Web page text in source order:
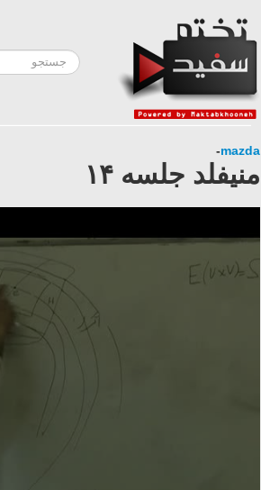
mazda
-
منیفلد جلسه ۱۴